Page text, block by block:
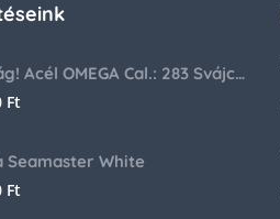
Ritkaság! Acél OMEGA Cal.: 283 Svájci karóra 1953-ból!
Ft
Seamaster White
Ft